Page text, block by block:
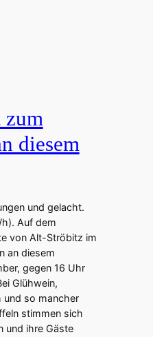
zum
diesem
und gelacht.
Auf dem
von Alt-Ströbitz im
an diesem
gegen 16 Uhr
Glühwein,
und so mancher
stimmen sich
und ihre Gäste